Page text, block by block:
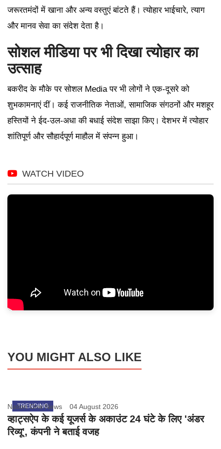
जरूरतमंदों में खाना और अन्य वस्तुएं बांटते हैं। त्योहार भाईचारे, त्याग
और मानव सेवा का संदेश देता है।
सोशल मीडिया पर भी दिखा त्योहार का
उत्साह
बकरीद के मौके पर सोशल Media पर भी लोगों ने एक-दूसरे को
शुभकामनाएं दीं। कई राजनीतिक नेताओं, सामाजिक संगठनों और मशहूर
हस्तियों ने ईद-उल-अधा की बधाई संदेश साझा किए। देशभर में त्योहार
शांतिपूर्ण और सौहार्दपूर्ण माहौल में संपन्न हुआ।
WATCH VIDEO
YOU MIGHT ALSO LIKE
TRENDING
Nation One News 04 August 2026
व्हाट्सऐप के कई यूजर्स के अकाउंट 24 घंटे के लिए 'अंडर
रिव्यू', कंपनी ने बताई वजह